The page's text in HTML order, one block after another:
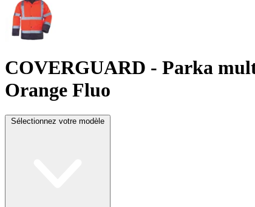
COVERGUARD - Parka
Orange Fluo
Sélectionnez votre modèle